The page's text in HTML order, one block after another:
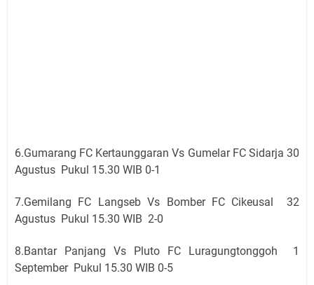
6.Gumarang FC Kertaunggaran Vs Gumelar FC Sidarja 30
Agustus Pukul 15.30 WIB 0-1
7.Gemilang FC Langseb Vs Bomber FC Cikeusal 32
Agustus Pukul 15.30 WIB 2-0
8.Bantar Panjang Vs Pluto FC Luragungtonggoh 1
September Pukul 15.30 WIB 0-5